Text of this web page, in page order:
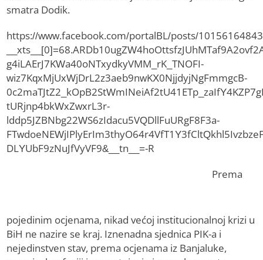
smatra Dodik.
https://www.facebook.com/portalBL/posts/
g4iLAErJ7KWa40oNTxydkyVMM_rK_TNOFI-
wiz7KqxMjUxWjDrL2z3aeb9nwKX0NjjdyjNgFmmgcB-
tURjnp4bkWxZwxrL3r-
lddp5JZBNbg22WS6zIdacu5VQDllFuURgF8F3a-
DLYUbF9zNuJfVyVF9&__tn__=-R
Prema
pojedinim ocjenama, nikad većoj institucionalnoj krizi u
BiH ne nazire se kraj. Iznenadna sjednica PIK-a i
nejedinstven stav, prema ocjenama iz Banjaluke,